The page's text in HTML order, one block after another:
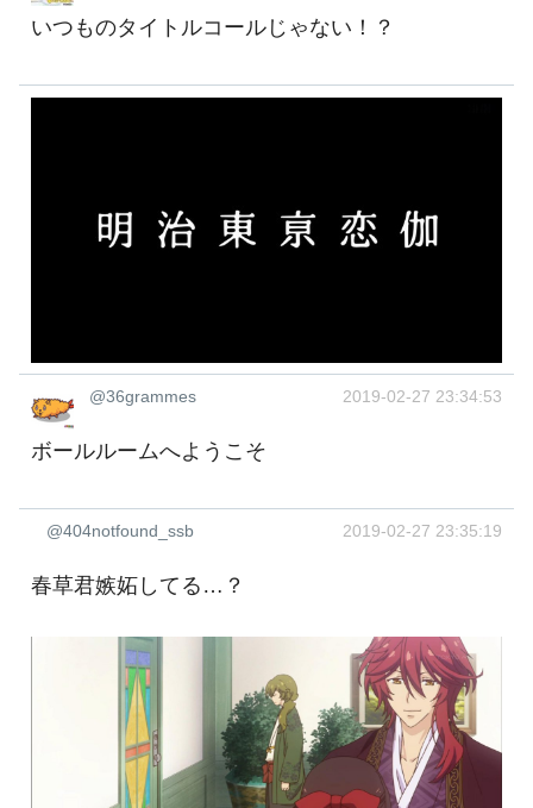
いつものタイトルコールじゃない！？
@36grammes 2019-02-27 23:34:53
ボールルームへようこそ
@404notfound_ssb 2019-02-27 23:35:19
春草君嫉妬してる…？